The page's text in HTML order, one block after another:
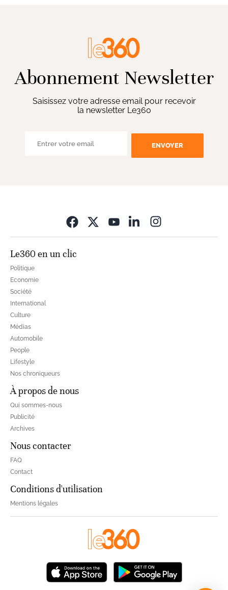
Abonnement Newsletter
Saisissez votre adresse email pour recevoir
la newsletter Le360
Le360 en un clic
Politique
Economie
Société
International
Culture
Médias
Automobile
People
Lifestyle
Nos chroniqueurs
À propos de nous
Qui sommes-nous
Publicité
Archives
Nous contacter
FAQ
Contact
Conditions d'utilisation
Mentions légales